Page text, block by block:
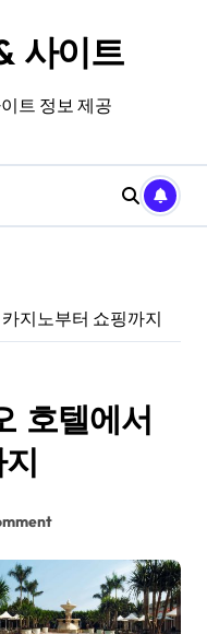
사이트
트 정보 제공
지노부터 쇼핑까지
호텔에서